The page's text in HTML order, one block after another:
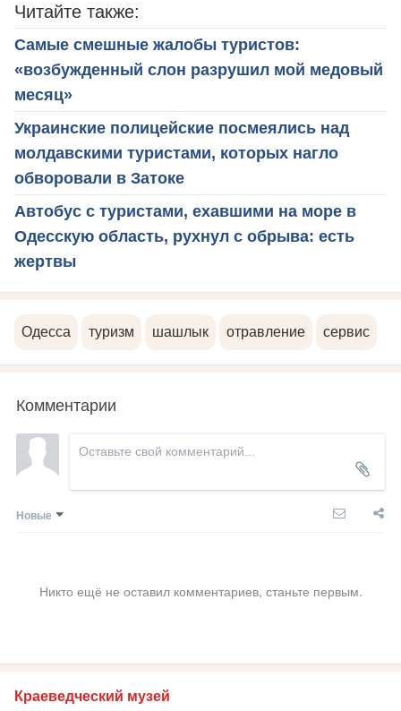
Читайте также:
Самые смешные жалобы туристов:
«возбужденный слон разрушил мой медовый
месяц»
Украинские полицейские посмеялись над
молдавскими туристами, которых нагло
обворовали в Затоке
Автобус с туристами, ехавшими на море в
Одесскую область, рухнул с обрыва: есть
жертвы
Одесса туризм шашлык отравление сервис
Комментарии
Новые
Никто ещё не оставил комментариев, станьте первым.
Краеведческий музей